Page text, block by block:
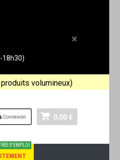
18h30)
volumineux)
0,00 €
Connexion
D'EMPLOI